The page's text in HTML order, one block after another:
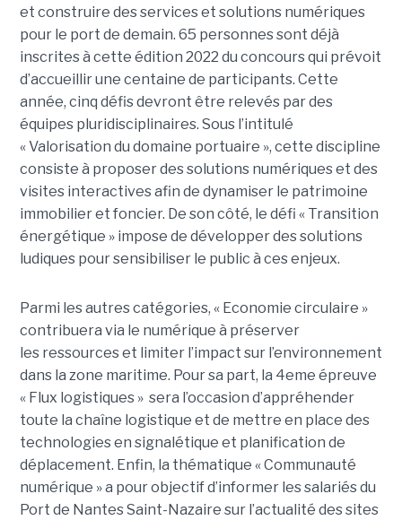
et construire des services et solutions numériques
pour le port de demain. 65 personnes sont déjà
inscrites à cette édition 2022 du concours qui prévoit
d’accueillir une centaine de participants. Cette
année, cinq défis devront être relevés par des
équipes pluridisciplinaires. Sous l’intitulé
« Valorisation du domaine portuaire », cette discipline
consiste à proposer des solutions numériques et des
visites interactives afin de dynamiser le patrimoine
immobilier et foncier. De son côté, le défi « Transition
énergétique » impose de développer des solutions
ludiques pour sensibiliser le public à ces enjeux.
Parmi les autres catégories, « Economie circulaire »
contribuera via le numérique à préserver
les ressources et limiter l’impact sur l’environnement
dans la zone maritime. Pour sa part, la 4eme épreuve
« Flux logistiques » sera l’occasion d’appréhender
toute la chaîne logistique et de mettre en place des
technologies en signalétique et planification de
déplacement. Enfin, la thématique « Communauté
numérique » a pour objectif d’informer les salariés du
Port de Nantes Saint-Nazaire sur l’actualité des sites